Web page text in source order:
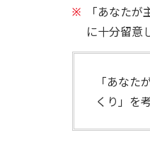
「あなた
に十分留意
「あな
くり」を